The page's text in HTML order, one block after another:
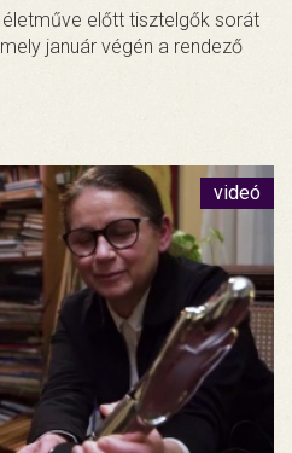
előtt tisztelgők sorát
január végén a rendező
videó